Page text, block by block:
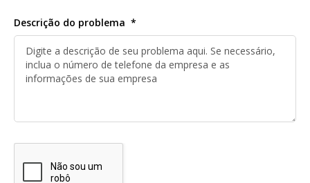
Descrição do problema